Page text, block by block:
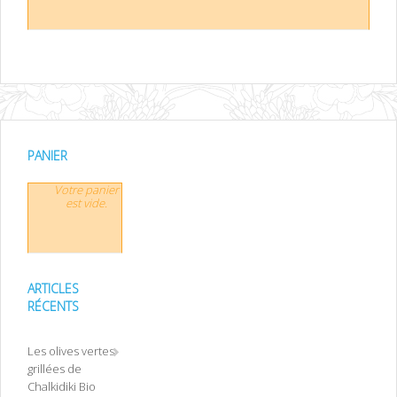
PANIER
Votre panier
est vide.
ARTICLES
RÉCENTS
Les olives vertes
grillées de
Chalkidiki Bio